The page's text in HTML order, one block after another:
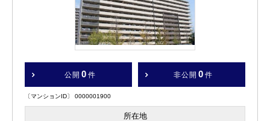
公開 0 件 非公開 0 件
〔マンションID〕 0000001900
所在地